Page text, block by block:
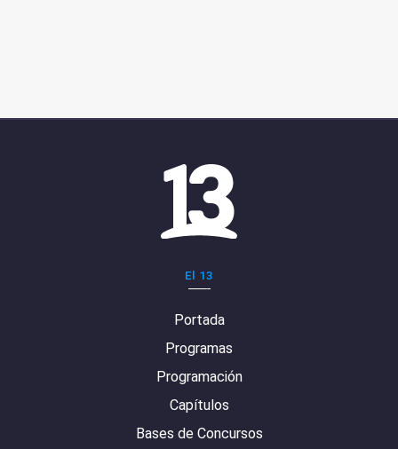
El 13
Portada
Programas
Programación
Capítulos
Bases de Concursos